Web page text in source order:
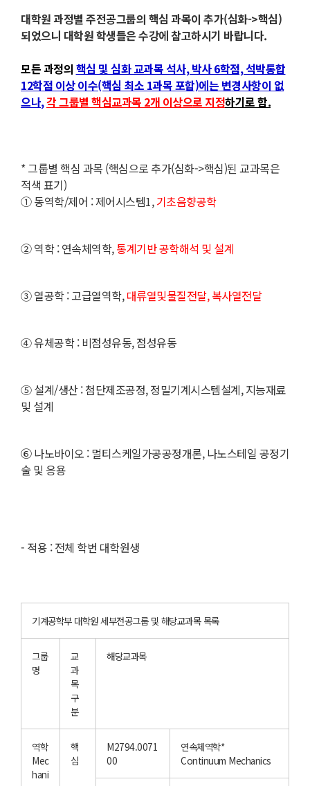
대학원 과정별 주전공그룹의 핵심 과목이 추가(심화->핵심)
되었으니 대학원 학생들은 수강에 참고하시기 바랍니다.
모든 과정의 핵심 및 심화 교과목 석사, 박사 6학점, 석박통합
12학점 이상 이수(핵심 최소 1과목 포함)에는 변경사항이 없
으나,각 그룹별 핵심교과목 2개 이상으로 지정하기로 함.
* 그룹별 핵심 과목 (핵심으로 추가(심화->핵심)된 교과목은
적색 표기)
①동역학/제어 : 제어시스템1,기초음향공학
②역학 : 연속체역학,통계기반 공학해석 및 설계
③열공학 : 고급열역학,대류열및물질전달, 복사열전달
④유체공학 : 비점성유동, 점성유동
⑤설계/생산 : 첨단제조공정, 정밀기계시스템설계, 지능재료
및 설계
⑥나노바이오 : 멀티스케일가공공정개론, 나노스테일 공정기
술 및 응용
- 적용 : 전체 학번 대학원생
기계공학부 대학원 세부전공그룹 및 해당교과목 목록
그룹
명
교
과
목
구
분
해당교과목
역학
Mec
hani
핵
심
M2794.0071
00
연속체역학*
Continuum Mechanics